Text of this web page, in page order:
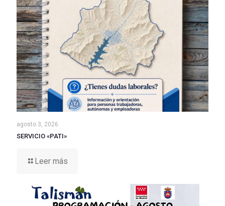
agosto 3, 2026
SERVICIO «PATI»
Leer más